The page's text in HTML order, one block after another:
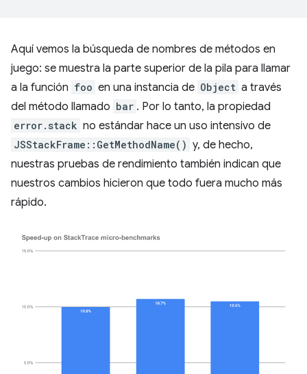
Aquí vemos la búsqueda de nombres de métodos en
juego: se muestra la parte superior de la pila para llamar
a la función foo en una instancia de Object a través
del método llamado bar . Por lo tanto, la propiedad
error.stack no estándar hace un uso intensivo de
JSStackFrame::GetMethodName() y, de hecho,
nuestras pruebas de rendimiento también indican que
nuestros cambios hicieron que todo fuera mucho más
rápido.